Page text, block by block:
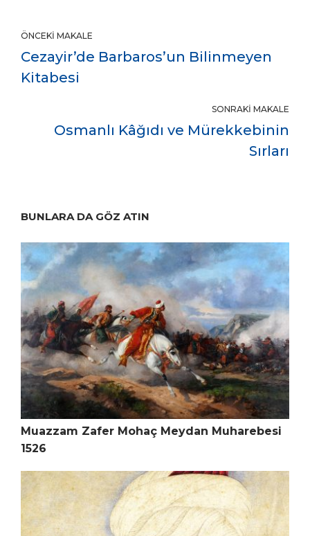
ÖNCEKI MAKALE
Cezayir’de Barbaros’un Bilinmeyen
Kitabesi
SONRAKI MAKALE
Osmanlı Kâğıdı ve Mürekkebinin
Sırları
BUNLARA DA GÖZ ATIN
Muazzam Zafer Mohaç Meydan Muharebesi
1526